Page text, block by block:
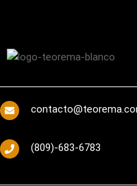
(809)-683-6783